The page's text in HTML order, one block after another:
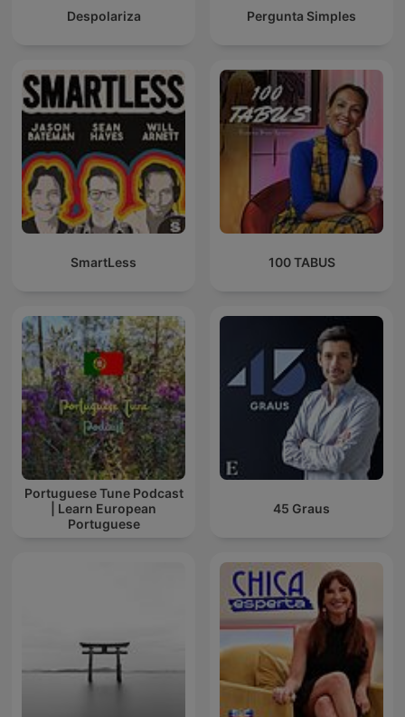
Despolariza Pergunta Simples
SmartLess 100 TABUS
Portuguese Tune Podcast
| Learn European
Portuguese
45 Graus